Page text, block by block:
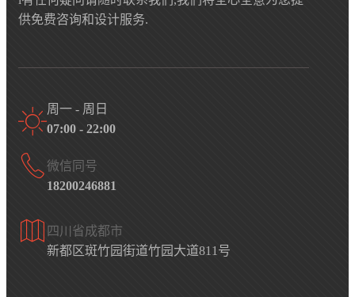
供免费咨询和设计服务.
周一 - 周日
07:00 - 22:00
微信同号
18200246881
四川省成都市
新都区斑竹园街道竹园大道811号